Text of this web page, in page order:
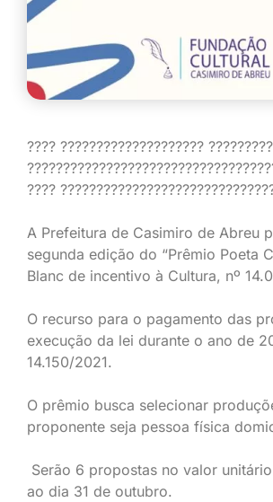
???? ????????????????????
????
A Prefeitura de Casimiro de Abreu
segunda edição do “Prêmio Poeta
Blanc de incentivo à Cultura, nº
O recurso para o pagamento das
execução da lei durante o ano de
14.150/2021.
O prêmio busca selecionar
proponente seja pessoa física
Serão 6 propostas no valor
ao dia 31 de outubro.